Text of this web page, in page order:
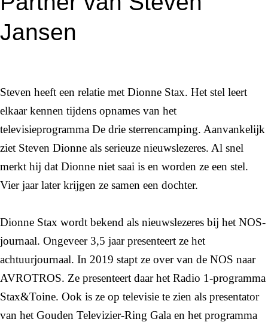
Jansen
Steven heeft een relatie met Dionne Stax. Het stel leert
elkaar kennen tijdens opnames van het
televisieprogramma De drie sterrencamping. Aanvankelijk
ziet Steven Dionne als serieuze nieuwslezeres. Al snel
merkt hij dat Dionne niet saai is en worden ze een stel.
Vier jaar later krijgen ze samen een dochter.
Dionne Stax wordt bekend als nieuwslezeres bij het NOS-
journaal. Ongeveer 3,5 jaar presenteert ze het
achtuurjournaal. In 2019 stapt ze over van de NOS naar
AVROTROS. Ze presenteert daar het Radio 1-programma
Stax&Toine. Ook is ze op televisie te zien als presentator
van het Gouden Televizier-Ring Gala en het programma